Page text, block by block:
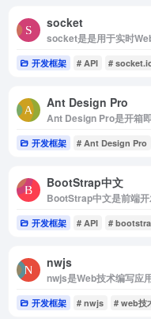
socket
开发框架 # API #
Ant Design Pro
Ant Design Pro是开箱
开发框架 # Ant Design Pro
BootStrap中文
BootStrap中文是前端
开发框架 # API #
nwjs
nwjs是Web技术编写应
开发框架 # nwjs # web技